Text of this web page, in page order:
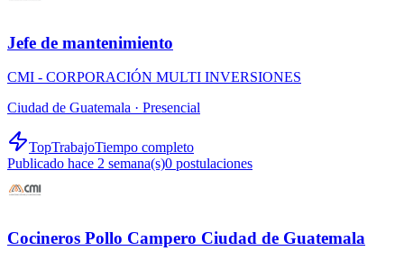
Jefe de mantenimiento
CMI - CORPORACIÓN MULTI INVERSIONES
Ciudad de Guatemala · Presencial
TopTrabajoTiempo completo
Publicado hace 2 semana(s)0 postulaciones
Cocineros Pollo Campero Ciudad de Guatemala